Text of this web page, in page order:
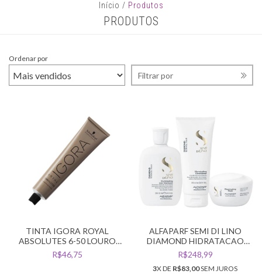
Início / Produtos
PRODUTOS
Ordenar por
Filtrar por
TINTA IGORA ROYAL
ABSOLUTES 6-50 LOURO
ESCURO DOURADO
NATURAL
R$46,75
ALFAPARF SEMI DI LINO
DIAMOND HIDRATACAO
ILUMINADA SH + CON +
MASC
R$248,99
3X DE R$83,00SEM JUROS